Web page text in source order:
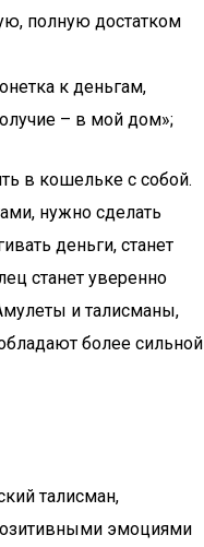
полную достатком
к деньгам,
– в мой дом»;
в кошельке с собой.
нужно сделать
деньги, станет
станет уверенно
и талисманы,
более сильной
талисман,
эмоциями